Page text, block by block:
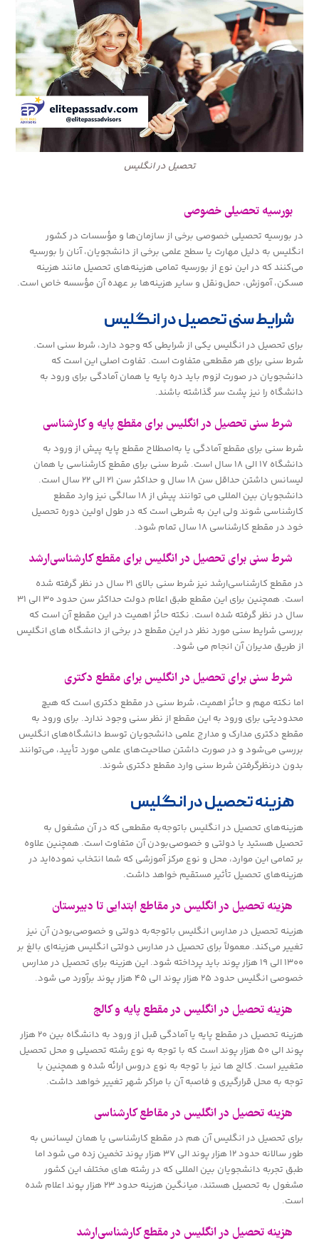
تحصیل در انگلیس
بورسیه تحصیلی خصوصی
در بورسیه تحصیلی خصوصی برخی از سازمان‌ها و مؤسسات در کشور
انگلیس به دلیل مهارت یا سطح علمی برخی از دانشجویان، آنان را بورسیه
می‌کنند که در این نوع از بورسیه تمامی هزینه‌های تحصیل مانند هزینه
مسکن، آموزش، حمل‌ونقل و سایر هزینه‌ها بر عهده آن مؤسسه خاص است.
شرایط سنی تحصیل در انگلیس
برای تحصیل در انگلیس یکی از شرایطی که وجود دارد، شرط سنی است.
شرط سنی برای هر مقطعی متفاوت است. تفاوت اصلی این است که
دانشجویان در صورت لزوم باید دره پایه یا همان آمادگی برای ورود به
دانشگاه را نیز پشت سر گذاشته باشند.
شرط سنی تحصیل در انگلیس برای مقطع پایه و کارشناسی
شرط سنی برای مقطع آمادگی یا به‌اصطلاح مقطع پایه پیش از ورود به
دانشگاه ۱۷ الی ۱۸ سال است. شرط سنی برای مقطع کارشناسی یا همان
لیسانس داشتن حداقل سن ۱۸ سال و حداکثر سن ۲۱ الی ۲۲ سال است.
دانشجویان بین المللی می توانند پیش از ۱۸ سالگی نیز وارد مقطع
کارشناسی شوند ولی این به شرطی است که در طول اولین دوره تحصیل
خود در مقطع کارشناسی ۱۸ سال تمام شود.
شرط سنی برای تحصیل در انگلیس برای مقطع کارشناسی‌ارشد
در مقطع کارشناسی‌ارشد نیز شرط سنی بالای ۲۱ سال در نظر گرفته شده
است. همچنین برای این مقطع طبق اعلام دولت حداکثر سن حدود ۳۰ الی ۳۱
سال در نظر گرفته شده است. نکته حائز اهمیت در این مقطع آن است که
بررسی شرایط سنی مورد نظر در این مقطع در برخی از دانشگاه های انگلیس
از طریق مدیران آن انجام می شود.
شرط سنی برای تحصیل در انگلیس برای مقطع دکتری
اما نکته مهم و حائز اهمیت، شرط سنی در مقطع دکتری است که هیچ
محدودیتی برای ورود به این مقطع از نظر سنی وجود ندارد. برای ورود به
مقطع دکتری مدارک و مدارج علمی دانشجویان توسط دانشگاه‌های انگلیس
بررسی می‌شود و در صورت داشتن صلاحیت‌های علمی مورد تأیید، می‌توانند
بدون درنظرگرفتن شرط سنی وارد مقطع دکتری شوند.
هزینه تحصیل در انگلیس
هزینه‌های تحصیل در انگلیس باتوجه‌به مقطعی که در آن مشغول به
تحصیل هستید یا دولتی و خصوصی‌بودن آن متفاوت است. همچنین علاوه
بر تمامی این موارد، محل و نوع مرکز آموزشی که شما انتخاب نموده‌اید در
هزینه‌های تحصیل تأثیر مستقیم خواهد داشت.
هزینه تحصیل در انگلیس در مقاطع ابتدایی تا دبیرستان
هزینه تحصیل در مدارس انگلیس باتوجه‌به دولتی و خصوصی‌بودن آن نیز
تغییر می‌کند. معمولاً برای تحصیل در مدارس دولتی انگلیس هزینه‌ای بالغ بر
۱۳۰۰ الی ۱۹ هزار پوند باید پرداخته شود. این هزینه برای تحصیل در مدارس
خصوصی انگلیس حدود ۲۵ هزار پوند الی ۴۵ هزار پوند برآورد می شود.
هزینه تحصیل در انگلیس در مقطع پایه و کالج
هزینه تحصیل در مقطع پایه یا آمادگی قبل از ورود به دانشگاه بین ۲۰ هزار
پوند الی ۵۰ هزار پوند است که با توجه به نوع رشته تحصیلی و محل تحصیل
متغییر است. کالج ها نیز با توجه به نوع دروس ارائه شده و همچنین با
توجه به محل قرارگیری و فاصبه آن با مراکر شهر تغییر خواهد داشت.
هزینه تحصیل در انگلیس در مقاطع کارشناسی
برای تحصیل در انگلیس آن هم در مقطع کارشناسی یا همان لیسانس به
طور سالانه حدود ۱۲ هزار پوند الی ۳۷ هزار پوند تخمین زده می شود اما
طبق تجربه دانشجویان بین المللی که در رشته های مختلف این کشور
مشغول به تحصیل هستند، میانگین هزینه حدود ۲۳ هزار پوند اعلام شده
است.
هزینه تحصیل در انگلیس در مقطع کارشناسی‌ارشد